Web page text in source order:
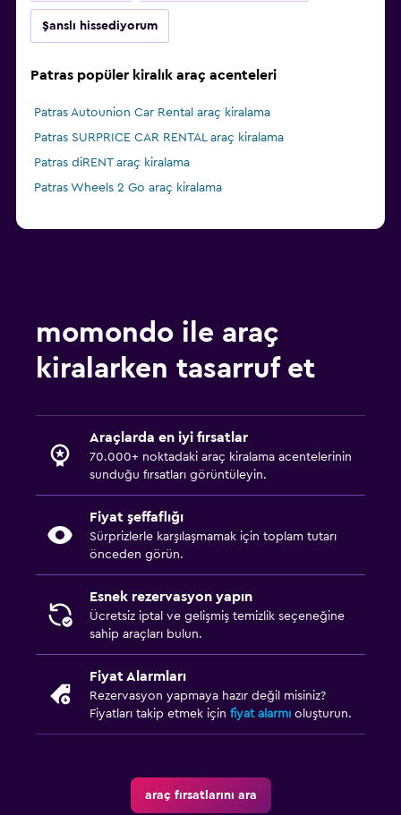
Şanslı hissediyorum
Patras popüler kiralık araç acenteleri
Patras Autounion Car Rental araç kiralama
Patras SURPRICE CAR RENTAL araç kiralama
Patras diRENT araç kiralama
Patras Wheels 2 Go araç kiralama
momondo ile araç
kiralarken tasarruf et
Araçlarda en iyi fırsatlar
70.000+ noktadaki araç kiralama acentelerinin
sunduğu fırsatları görüntüleyin.
Fiyat şeffaflığı
Sürprizlerle karşılaşmamak için toplam tutarı
önceden görün.
Esnek rezervasyon yapın
Ücretsiz iptal ve gelişmiş temizlik seçeneğine
sahip araçları bulun.
Fiyat Alarmları
Rezervasyon yapmaya hazır değil misiniz?
Fiyatları takip etmek için fiyat alarmı oluşturun.
araç fırsatlarını ara